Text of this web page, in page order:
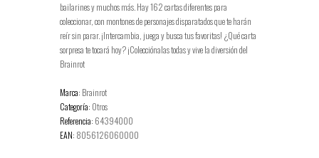
bailarines y muchos más. Hay 162 cartas diferentes para
coleccionar, con montones de personajes disparatados que te harán
reír sin parar. ¡Intercambia, juega y busca tus favoritas! ¿Qué carta
sorpresa te tocará hoy? ¡Colecciónalas todas y vive la diversión del
Brainrot
Marca: Brainrot
Categoría: Otros
Referencia: 64394000
EAN: 8056126060000